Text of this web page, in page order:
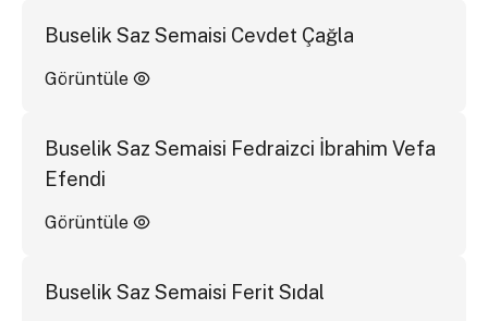
Buselik Saz Semaisi Cevdet Çağla
Görüntüle
Buselik Saz Semaisi Fedraizci İbrahim Vefa
Efendi
Görüntüle
Buselik Saz Semaisi Ferit Sıdal